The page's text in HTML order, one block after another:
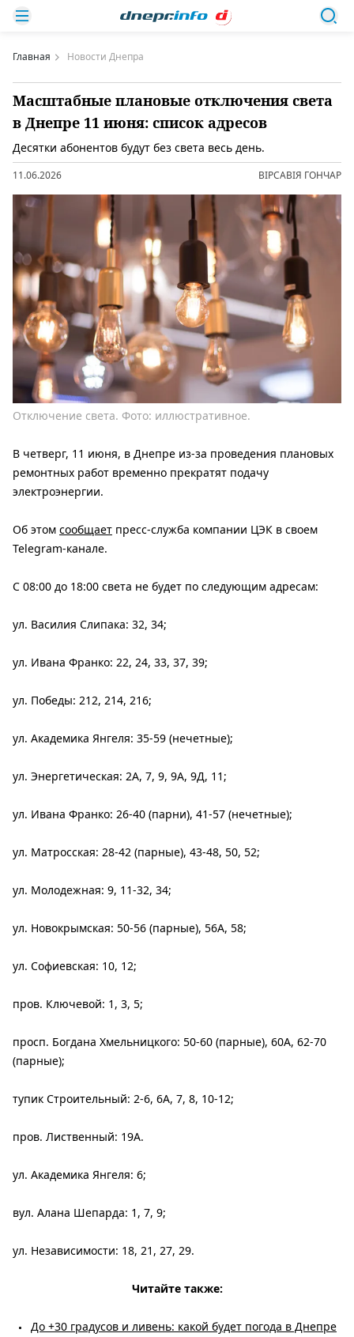
Главная Новости Днепра
Масштабные плановые отключения света
в Днепре 11 июня: список адресов
Десятки абонентов будут без света весь день.
11.06.2026 ВІРСАВІЯ ГОНЧАР
Отключение света. Фото: иллюстративное.
В четверг, 11 июня, в Днепре из-за проведения плановых
ремонтных работ временно прекратят подачу
электроэнергии.
Об этом сообщает пресс-служба компании ЦЭК в своем
Telegram-канале.
С 08:00 до 18:00 света не будет по следующим адресам:
ул. Василия Слипака: 32, 34;
ул. Ивана Франко: 22, 24, 33, 37, 39;
ул. Победы: 212, 214, 216;
ул. Академика Янгеля: 35-59 (нечетные);
ул. Энергетическая: 2А, 7, 9, 9А, 9Д, 11;
ул. Ивана Франко: 26-40 (парни), 41-57 (нечетные);
ул. Матросская: 28-42 (парные), 43-48, 50, 52;
ул. Молодежная: 9, 11-32, 34;
ул. Новокрымская: 50-56 (парные), 56А, 58;
ул. Софиевская: 10, 12;
пров. Ключевой: 1, 3, 5;
просп. Богдана Хмельницкого: 50-60 (парные), 60А, 62-70
(парные);
тупик Строительный: 2-6, 6А, 7, 8, 10-12;
пров. Лиственный: 19А.
ул. Академика Янгеля: 6;
вул. Алана Шепарда: 1, 7, 9;
ул. Независимости: 18, 21, 27, 29.
Читайте также:
До +30 градусов и ливень: какой будет погода в Днепре